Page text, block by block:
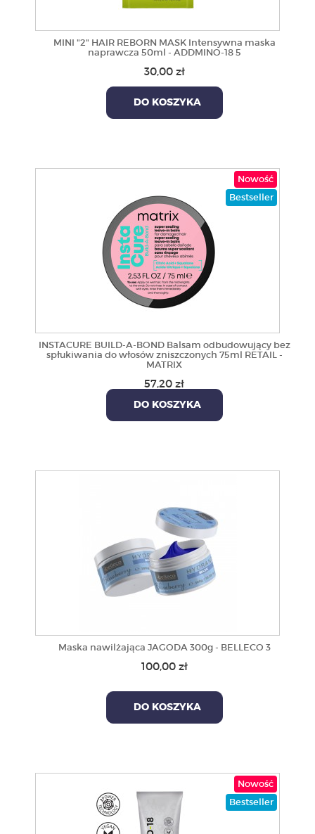
MINI "2" HAIR REBORN MASK Intensywna maska
naprawcza 50ml - ADDMINO-18 5
30,00 zł
DO KOSZYKA
Nowość
Bestseller
INSTACURE BUILD-A-BOND Balsam odbudowujący bez
spłukiwania do włosów zniszczonych 75ml RETAIL -
MATRIX
57,20 zł
DO KOSZYKA
Maska nawilżająca JAGODA 300g - BELLECO 3
100,00 zł
DO KOSZYKA
Nowość
Bestseller